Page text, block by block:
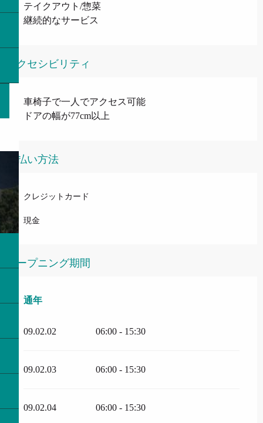
テイクアウト/惣菜
継続的なサービス
アクセシビリティ
車椅子で一人でアクセス可能
ドアの幅が77cm以上
支払い方法
クレジットカード
現金
オープニング期間
通年
通年
09.02.02 06:00 - 15:30
09.02.03 06:00 - 15:30
09.02.04 06:00 - 15:30